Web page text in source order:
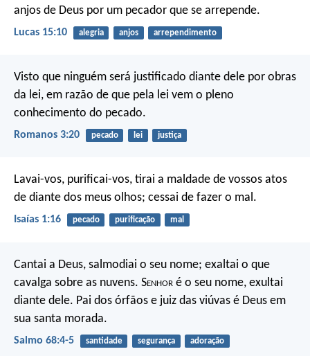
anjos de Deus por um pecador que se arrepende.
Lucas 15:10 alegria anjos arrependimento
Visto que ninguém será justificado diante dele por obras
da lei, em razão de que pela lei vem o pleno
conhecimento do pecado.
Romanos 3:20 pecado lei justiça
Lavai-vos, purificai-vos, tirai a maldade de vossos atos
de diante dos meus olhos; cessai de fazer o mal.
Isaías 1:16 pecado purificação mal
Cantai a Deus, salmodiai o seu nome; exaltai o que
cavalga sobre as nuvens. Senhor é o seu nome, exultai
diante dele. Pai dos órfãos e juiz das viúvas é Deus em
sua santa morada.
Salmo 68:4-5 santidade segurança adoração